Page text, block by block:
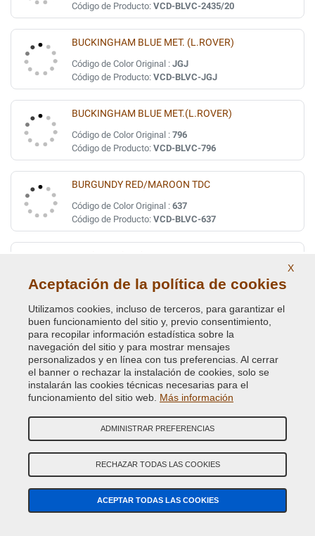
Código de Producto: VCD-BLVC-2435/20
BUCKINGHAM BLUE MET. (L.ROVER)
Código de Color Original : JGJ
Código de Producto: VCD-BLVC-JGJ
BUCKINGHAM BLUE MET.(L.ROVER)
Código de Color Original : 796
Código de Producto: VCD-BLVC-796
BURGUNDY RED/MAROON TDC
Código de Color Original : 637
Código de Producto: VCD-BLVC-637
Código de Color Original :2236
Código de Producto:VCD-BLVC-2236
CAIRNGORM BROWN MET. L.ROVER(VEDI BLVC-
408)
Código de Color Original :AUF
Código de Producto:VCD-BLVC-AUF
Código de Color Original : 408
Código de Color Original :JEU
X
Aceptación de la política de cookies
Utilizamos cookies, incluso de terceros, para garantizar el
buen funcionamiento del sitio y, previo consentimiento,
para recopilar información estadística sobre la
navegación del sitio y para mostrar mensajes
personalizados y en línea con tus preferencias. Al cerrar
el banner o rechazar la instalación de cookies, solo se
instalarán las cookies técnicas necesarias para el
funcionamiento del sitio web. Más información
ADMINISTRAR PREFERENCIAS
RECHAZAR TODAS LAS COOKIES
ACEPTAR TODAS LAS COOKIES